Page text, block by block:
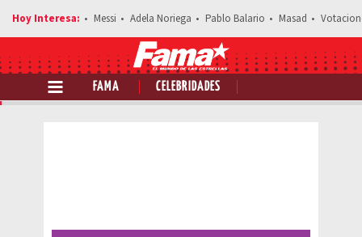
Messi Adela Noriega Pablo Balario Masad
FAMA CELEBRIDADES
Comparte esta noticia